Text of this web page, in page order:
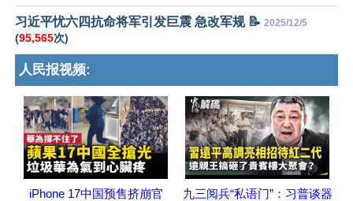
习近平忧六四抗命将军引发巨震 急改军规 📝 2025/12/5
(95,565次)
人民报视频:
iPhone 17中国预售挤崩官 九三阅兵“私语门”：习普谈器